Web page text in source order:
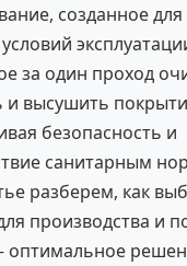
созданное для
за один проход
высушить
безопасность и
санитарным
разберем, как
производства и
оптимальное